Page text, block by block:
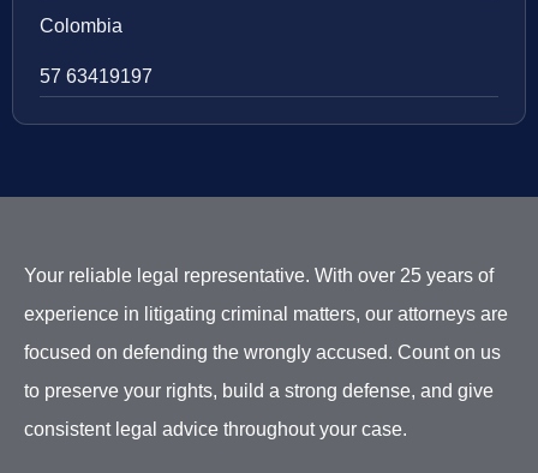
Colombia
57 63419197
Your reliable legal representative. With over 25 years of
experience in litigating criminal matters, our attorneys are
focused on defending the wrongly accused. Count on us
to preserve your rights, build a strong defense, and give
consistent legal advice throughout your case.